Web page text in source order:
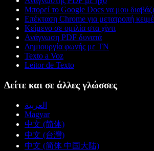
Μπορεί το Google Docs να μου
Επέκταση Chrome για μετατροπή
Κείμενο σε ομιλία στα χίντι
Ανάγνωση PDF δυνατά
Δημιουργία φωνής με ΤΝ
Texto a Voz
Leitor de Texto
Δείτε και σε άλλες γλώσσες
العربية
Magyar
中文 (简体)
中文 (台灣)
中文 (简体 中国大陆)